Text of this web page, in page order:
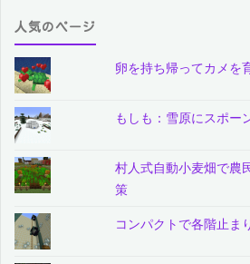
人気のページ
卵を持ち帰ってカメを
もしも：雪原にスポー
村人式自動小麦畑で農
策
コンパクトで各階止ま